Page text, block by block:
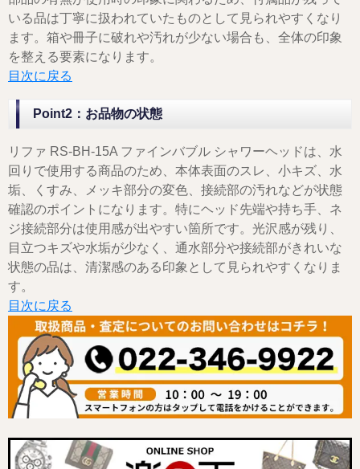
いる品は丁寧に扱われていたものとして見られやすくなり
ます。箱や冊子に破れや汚れが少ない場合も、全体の印象
を整える要素になります。
目次に戻る
Point2：お品物の状態
リファ RS-BH-15A ファインバブル シャワーヘッドは、水
回りで使用する商品のため、本体表面のスレ、小キズ、水
垢、くすみ、メッキ部分の変色、接続部の汚れなどが状態
確認のポイントになります。特にヘッド先端や持ち手、ネ
ジ接続部分は使用感が出やすい箇所です。光沢感が残り、
目立つキズや水垢が少なく、通水部分や接続部がきれいな
状態の品は、清潔感のある印象として見られやすくなりま
す。
目次に戻る